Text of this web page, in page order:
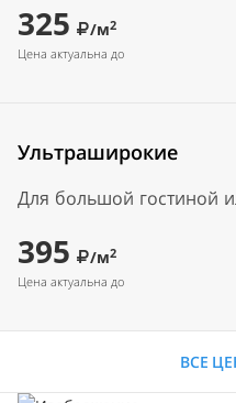
325 /м2
Цена актуальна до
Ультраширокие
Для большой гостиной
395 /м2
Цена актуальна до
ВСЕ